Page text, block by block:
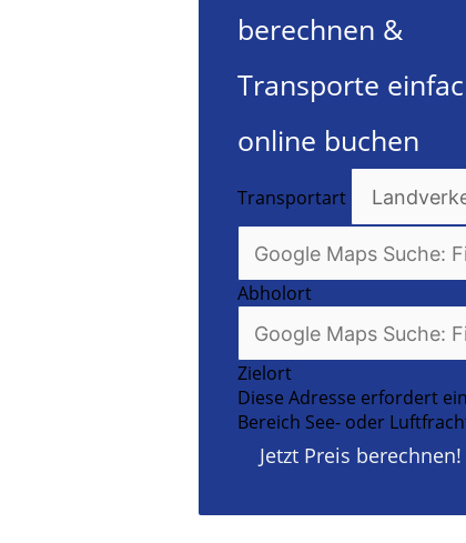
berechnen &
Transporte
online buchen
Transportart
Abholort
Zielort
Diese Adresse erfordert
Bereich See- oder
Jetzt Preis berechnen!